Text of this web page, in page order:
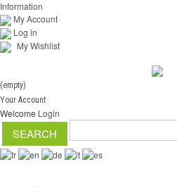
Information
My Account
Log in
My Wishlist
(empty)
Your Account
Welcome Login